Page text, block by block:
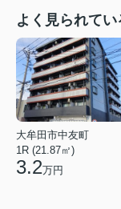
よく見られてい
大牟田市中友町
1R (21.87㎡)
3.2万円